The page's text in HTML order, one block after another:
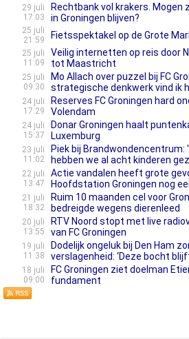
29 juli
17:03
Rechtbank vol krakers. Mogen
in Groningen blijven?
25 juli
21:59
Fietsspektakel op de Grote
25 juli
11:09
Veilig internetten op reis door
tot Maastricht
25 juli
09:30
Mo Allach over puzzel bij FC
strategische denkwerk vind ik
24 juli
17:29
Reserves FC Groningen hard
Volendam
24 juli
15:37
Donar Groningen haalt
Luxemburg
23 juli
11:02
Piek bij Brandwondencentrum:
hebben we al acht kinderen
22 juli
13:47
Actie vandalen heeft grote
Hoofdstation Groningen nog
21 juli
18:32
Ruim 10 maanden cel voor
bedreigde wegens dierenleed
20 juli
13:55
RTV Noord stopt met live
van FC Groningen
19 juli
11:38
Dodelijk ongeluk bij Den Ham
verslagenheid: ‘Deze bocht
18 juli
09:00
FC Groningen ziet doelman
fundament